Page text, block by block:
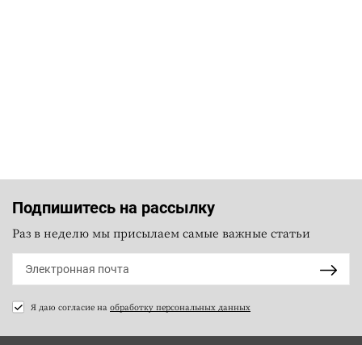
Подпишитесь на рассылку
Раз в неделю мы присылаем самые важные статьи
Я даю согласие на обработку персональных данных